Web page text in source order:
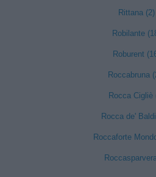
Rittana (2)
Robilante
Roburent
Roccabruna
Rocca Cigliè
Rocca de'
Roccaforte